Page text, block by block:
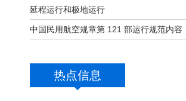
延程运行和极地运行
中国民用航空规章第 121 部运行规范内容
热点信息